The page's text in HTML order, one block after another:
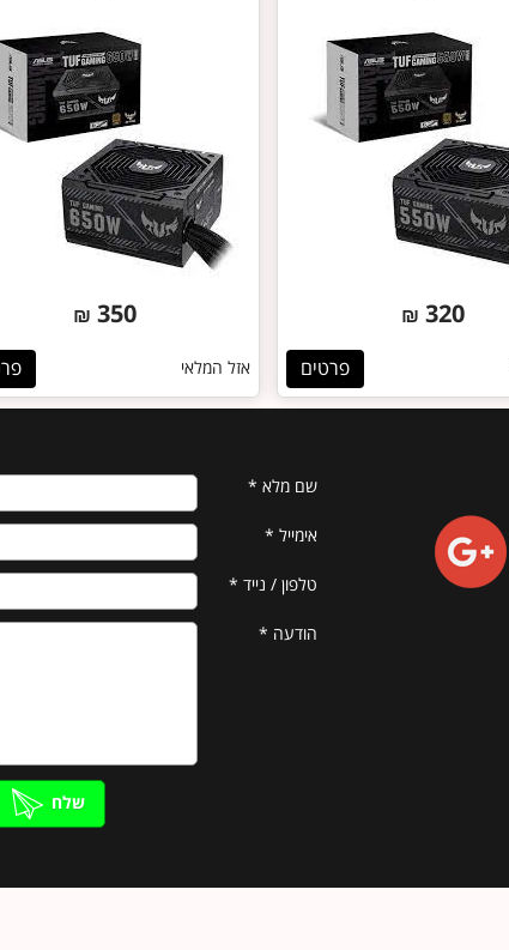
320
₪
פרטים
350
₪
אזל המלאי
שם מלא*
אימייל*
טלפון / נייד*
הודעה *
שלח